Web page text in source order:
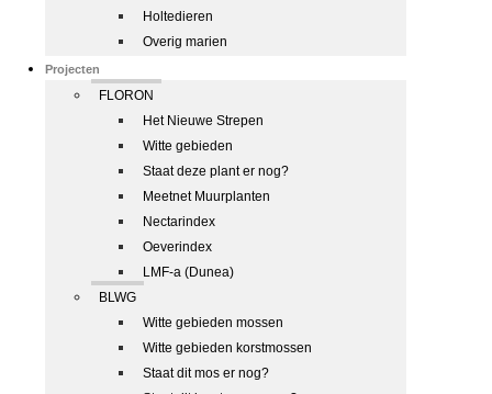
Holtedieren
Overig marien
Projecten
FLORON
Het Nieuwe Strepen
Witte gebieden
Staat deze plant er nog?
Meetnet Muurplanten
Nectarindex
Oeverindex
LMF-a (Dunea)
BLWG
Witte gebieden mossen
Witte gebieden korstmossen
Staat dit mos er nog?